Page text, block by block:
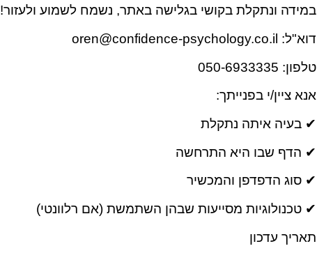
במידה ונתקלת בקושי בגלישה באתר, נשמח לשמוע ולעזור!
דוא"ל: oren@confidence-psychology.co.il
טלפון: 050-6933335
אנא ציין/י בפנייתך:
✔ בעיה איתה נתקלת
✔ הדף שבו היא התרחשה
✔ סוג הדפדפן והמכשיר
✔ טכנולוגיות מסייעות שבהן השתמשת (אם רלוונטי)
תאריך עדכון